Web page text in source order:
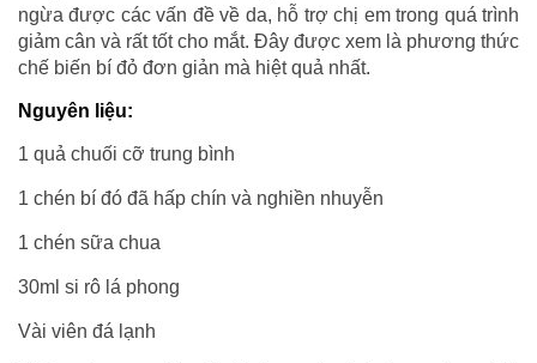
ngừa được các vấn đề về da, hỗ trợ chị em trong quá trình
giảm cân và rất tốt cho mắt. Đây được xem là phương thức
chế biến bí đỏ đơn giản mà hiệt quả nhất.
Nguyên liệu:
1 quả chuối cỡ trung bình
1 chén bí đó đã hấp chín và nghiền nhuyễn
1 chén sữa chua
30ml si rô lá phong
Vài viên đá lạnh